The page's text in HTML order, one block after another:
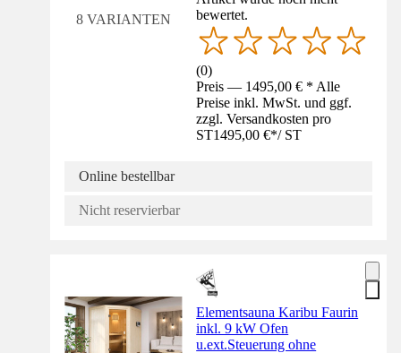
8 VARIANTEN
bewertet.
(0)
Preis — 1495,00 € * Alle
Preise inkl. MwSt. und ggf.
zzgl. Versandkosten pro
ST1495,00 €*/ ST
Online bestellbar
Nicht reservierbar
Elementsauna Karibu Faurin
inkl. 9 kW Ofen
u.ext.Steuerung ohne